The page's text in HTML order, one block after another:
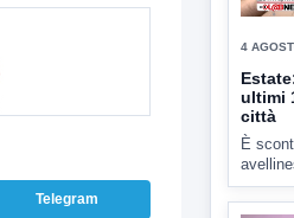
Telegram
4
ultimi
città
È